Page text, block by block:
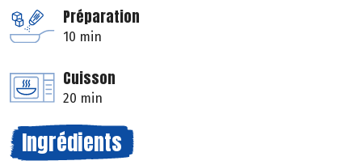
Préparation
10 min
Cuisson
20 min
Ingrédients